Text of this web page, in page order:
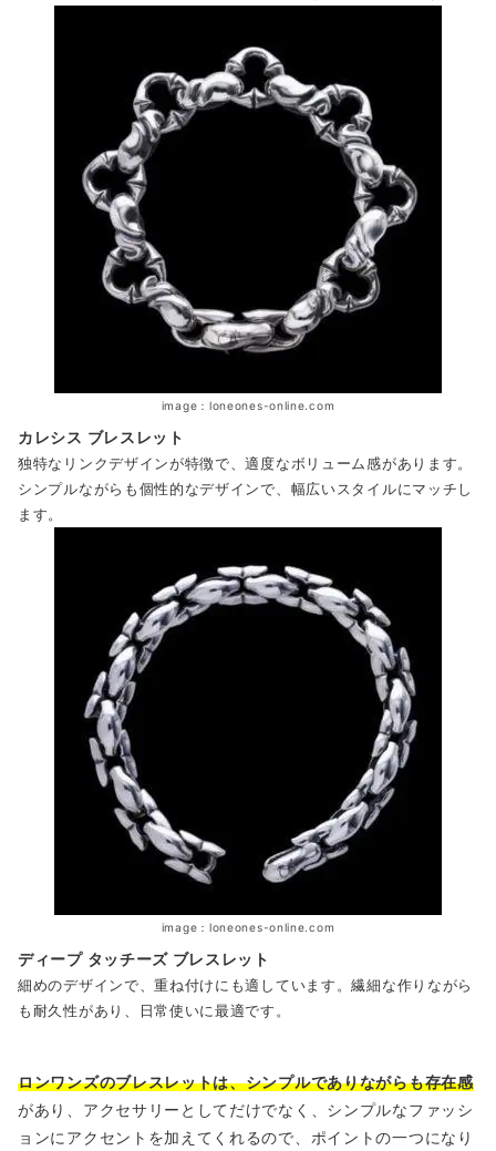
image：loneones-online.com
カレシス ブレスレット
独特なリンクデザインが特徴で、適度なボリューム感があります。
シンプルながらも個性的なデザインで、幅広いスタイルにマッチし
ます。
image：loneones-online.com
ディープ タッチーズ ブレスレット
細めのデザインで、重ね付けにも適しています。繊細な作りながら
も耐久性があり、日常使いに最適です。
ロンワンズのブレスレットは、シンプルでありながらも存在感
があり、アクセサリーとしてだけでなく、シンプルなファッシ
ョンにアクセントを加えてくれるので、ポイントの一つになり